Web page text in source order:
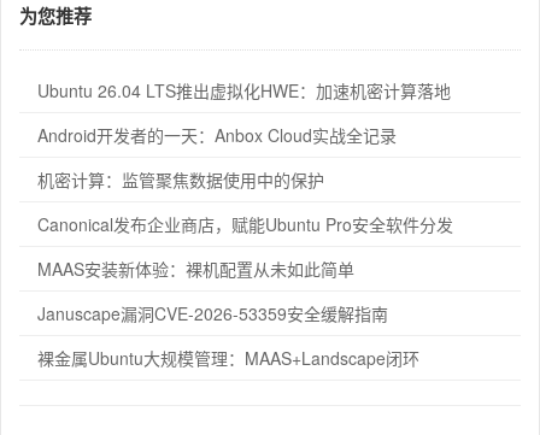
为您推荐
Ubuntu 26.04 LTS推出虚拟化HWE：加速机密计算落地
Android开发者的一天：Anbox Cloud实战全记录
机密计算：监管聚焦数据使用中的保护
Canonical发布企业商店，赋能Ubuntu Pro安全软件分发
MAAS安装新体验：裸机配置从未如此简单
Januscape漏洞CVE-2026-53359安全缓解指南
裸金属Ubuntu大规模管理：MAAS+Landscape闭环